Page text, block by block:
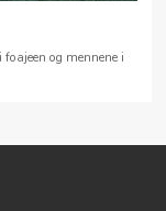
og mennene i